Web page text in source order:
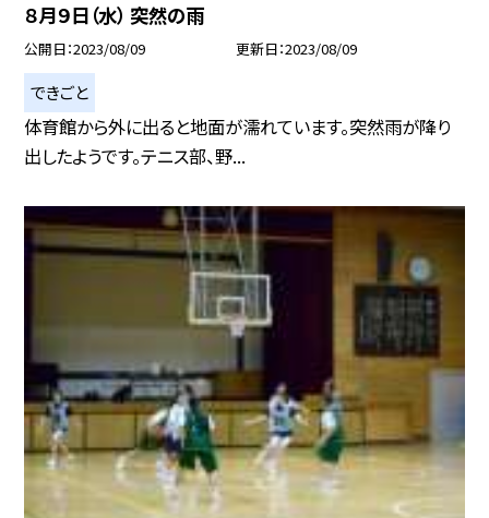
８月９日（水） 突然の雨
公開日 2023/08/09 更新日 2023/08/09
できごと
体育館から外に出ると地面が濡れています。突然雨が降り
出したようです。テニス部、野...